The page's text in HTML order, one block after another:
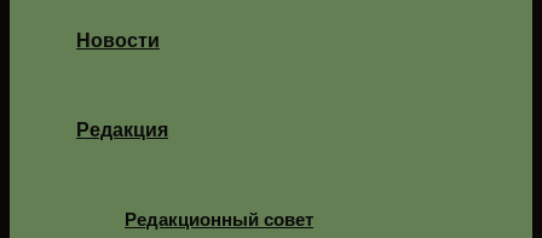
Новости
Редакция
Редакционный совет